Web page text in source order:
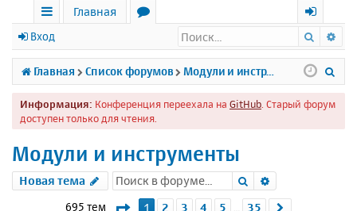
с
ы
л
к
Главная
р
у
м
х
о
д
Вход Поиск
Главная Список форумов Модули и инструменты
Информация: Конференция переехала на GitHub . Старый форум
доступен только для чтения.
Модули и инструменты
Новая тема Поиск
695 тем Страница1 из 35
1 2 3 4 5 35